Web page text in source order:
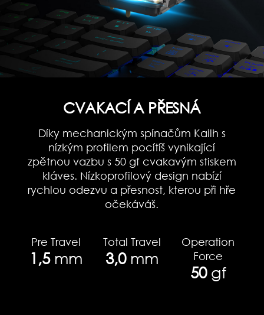
CVAKACÍ A PŘESNÁ
Díky mechanickým spínačům Kailh s
nízkým profilem pocítíš vynikající
zpětnou vazbu s 50 gf cvakavým stiskem
kláves. Nízkoprofilový design nabízí
rychlou odezvu a přesnost, kterou při hře
očekáváš.
Pre Travel
1,5mm
Total Travel
3,0mm
Operation
Force
50gf